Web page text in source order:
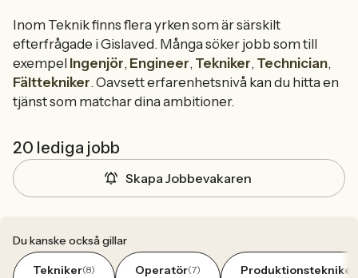
Inom Teknik finns flera yrken som är särskilt
efterfrågade i Gislaved. Många söker jobb som till
exempel Ingenjör, Engineer, Tekniker, Technician,
Fälttekniker. Oavsett erfarenhetsnivå kan du hitta en
tjänst som matchar dina ambitioner.
20 lediga jobb
Skapa Jobbevakaren
Du kanske också gillar
Tekniker(8) Operatör(7) Produktionstekniker